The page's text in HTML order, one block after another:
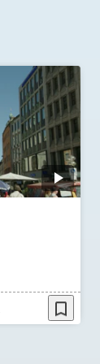
bookmark_border